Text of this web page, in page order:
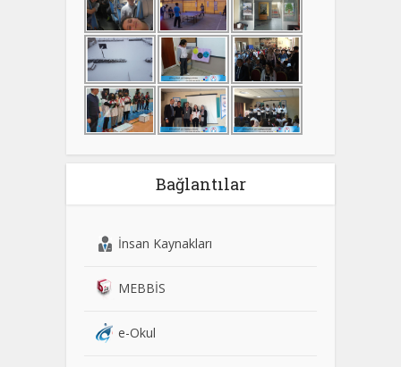
Bağlantılar
İnsan Kaynakları
MEBBİS
e-Okul